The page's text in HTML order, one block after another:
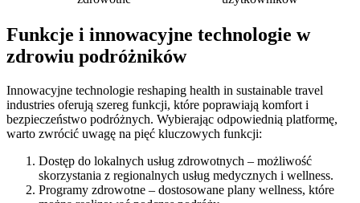
Funkcje i innowacyjne technologie w
zdrowiu podróżników
Innowacyjne technologie reshaping health in sustainable travel
industries oferują szereg funkcji, które poprawiają komfort i
bezpieczeństwo podróżnych. Wybierając odpowiednią platformę,
warto zwrócić uwagę na pięć kluczowych funkcji:
Dostęp do lokalnych usług zdrowotnych – możliwość
skorzystania z regionalnych usług medycznych i wellness.
Programy zdrowotne – dostosowane plany wellness, które